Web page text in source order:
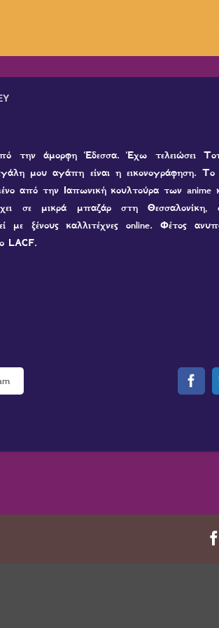
την άμορφη Έδεσσα. Έχω τελειώσει
μου αγάπη είναι η εικονογράφηση.
από την Ιαπωνική κουλτούρα των anime
σε μικρά μπαζάρ στη Θεσσαλονίκη,
με ξένους καλλιτέχνες online. Φέτος
LACF.